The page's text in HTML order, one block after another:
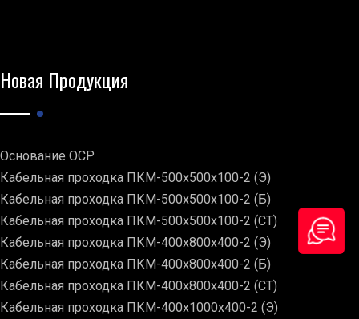
Новая Продукция
Основание ОСР
Кабельная проходка ПКМ-500х500х100-2 (Э)
Кабельная проходка ПКМ-500х500х100-2 (Б)
Кабельная проходка ПКМ-500х500х100-2 (СТ)
Кабельная проходка ПКМ-400х800х400-2 (Э)
Кабельная проходка ПКМ-400х800х400-2 (Б)
Кабельная проходка ПКМ-400х800х400-2 (СТ)
Кабельная проходка ПКМ-400х1000х400-2 (Э)